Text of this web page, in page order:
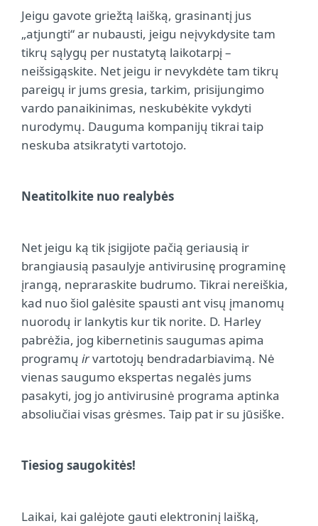
Jeigu gavote griežtą laišką, grasinantį jus
„atjungti“ ar nubausti, jeigu neįvykdysite tam
tikrų sąlygų per nustatytą laikotarpį –
neišsigąskite. Net jeigu ir nevykdėte tam tikrų
pareigų ir jums gresia, tarkim, prisijungimo
vardo panaikinimas, neskubėkite vykdyti
nurodymų. Dauguma kompanijų tikrai taip
neskuba atsikratyti vartotojo.
Neatitolkite nuo realybės
Net jeigu ką tik įsigijote pačią geriausią ir
brangiausią pasaulyje antivirusinę programinę
įrangą, nepraraskite budrumo. Tikrai nereiškia,
kad nuo šiol galėsite spausti ant visų įmanomų
nuorodų ir lankytis kur tik norite. D. Harley
pabrėžia, jog kibernetinis saugumas apima
programų irvartotojų bendradarbiavimą. Nė
vienas saugumo ekspertas negalės jums
pasakyti, jog jo antivirusinė programa aptinka
absoliučiai visas grėsmes. Taip pat ir su jūsiške.
Tiesiog saugokitės!
Laikai, kai galėjote gauti elektroninį laišką,